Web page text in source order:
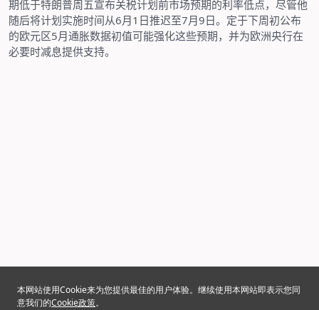
期低于特朗普周五宣布关税计划前市场预期的利率低点，尽管他
随后将计划实施时间从6月1 日推迟至7月9日。定于下周初公布
的欧元区5月通胀数据初值可能强化这些预期，并为欧洲央行在
必要时减息提供支持。
本网站使用Cookie来为您提供最佳的用户体验。继续使用本网站即表示您同
意我们的Cookie政策。